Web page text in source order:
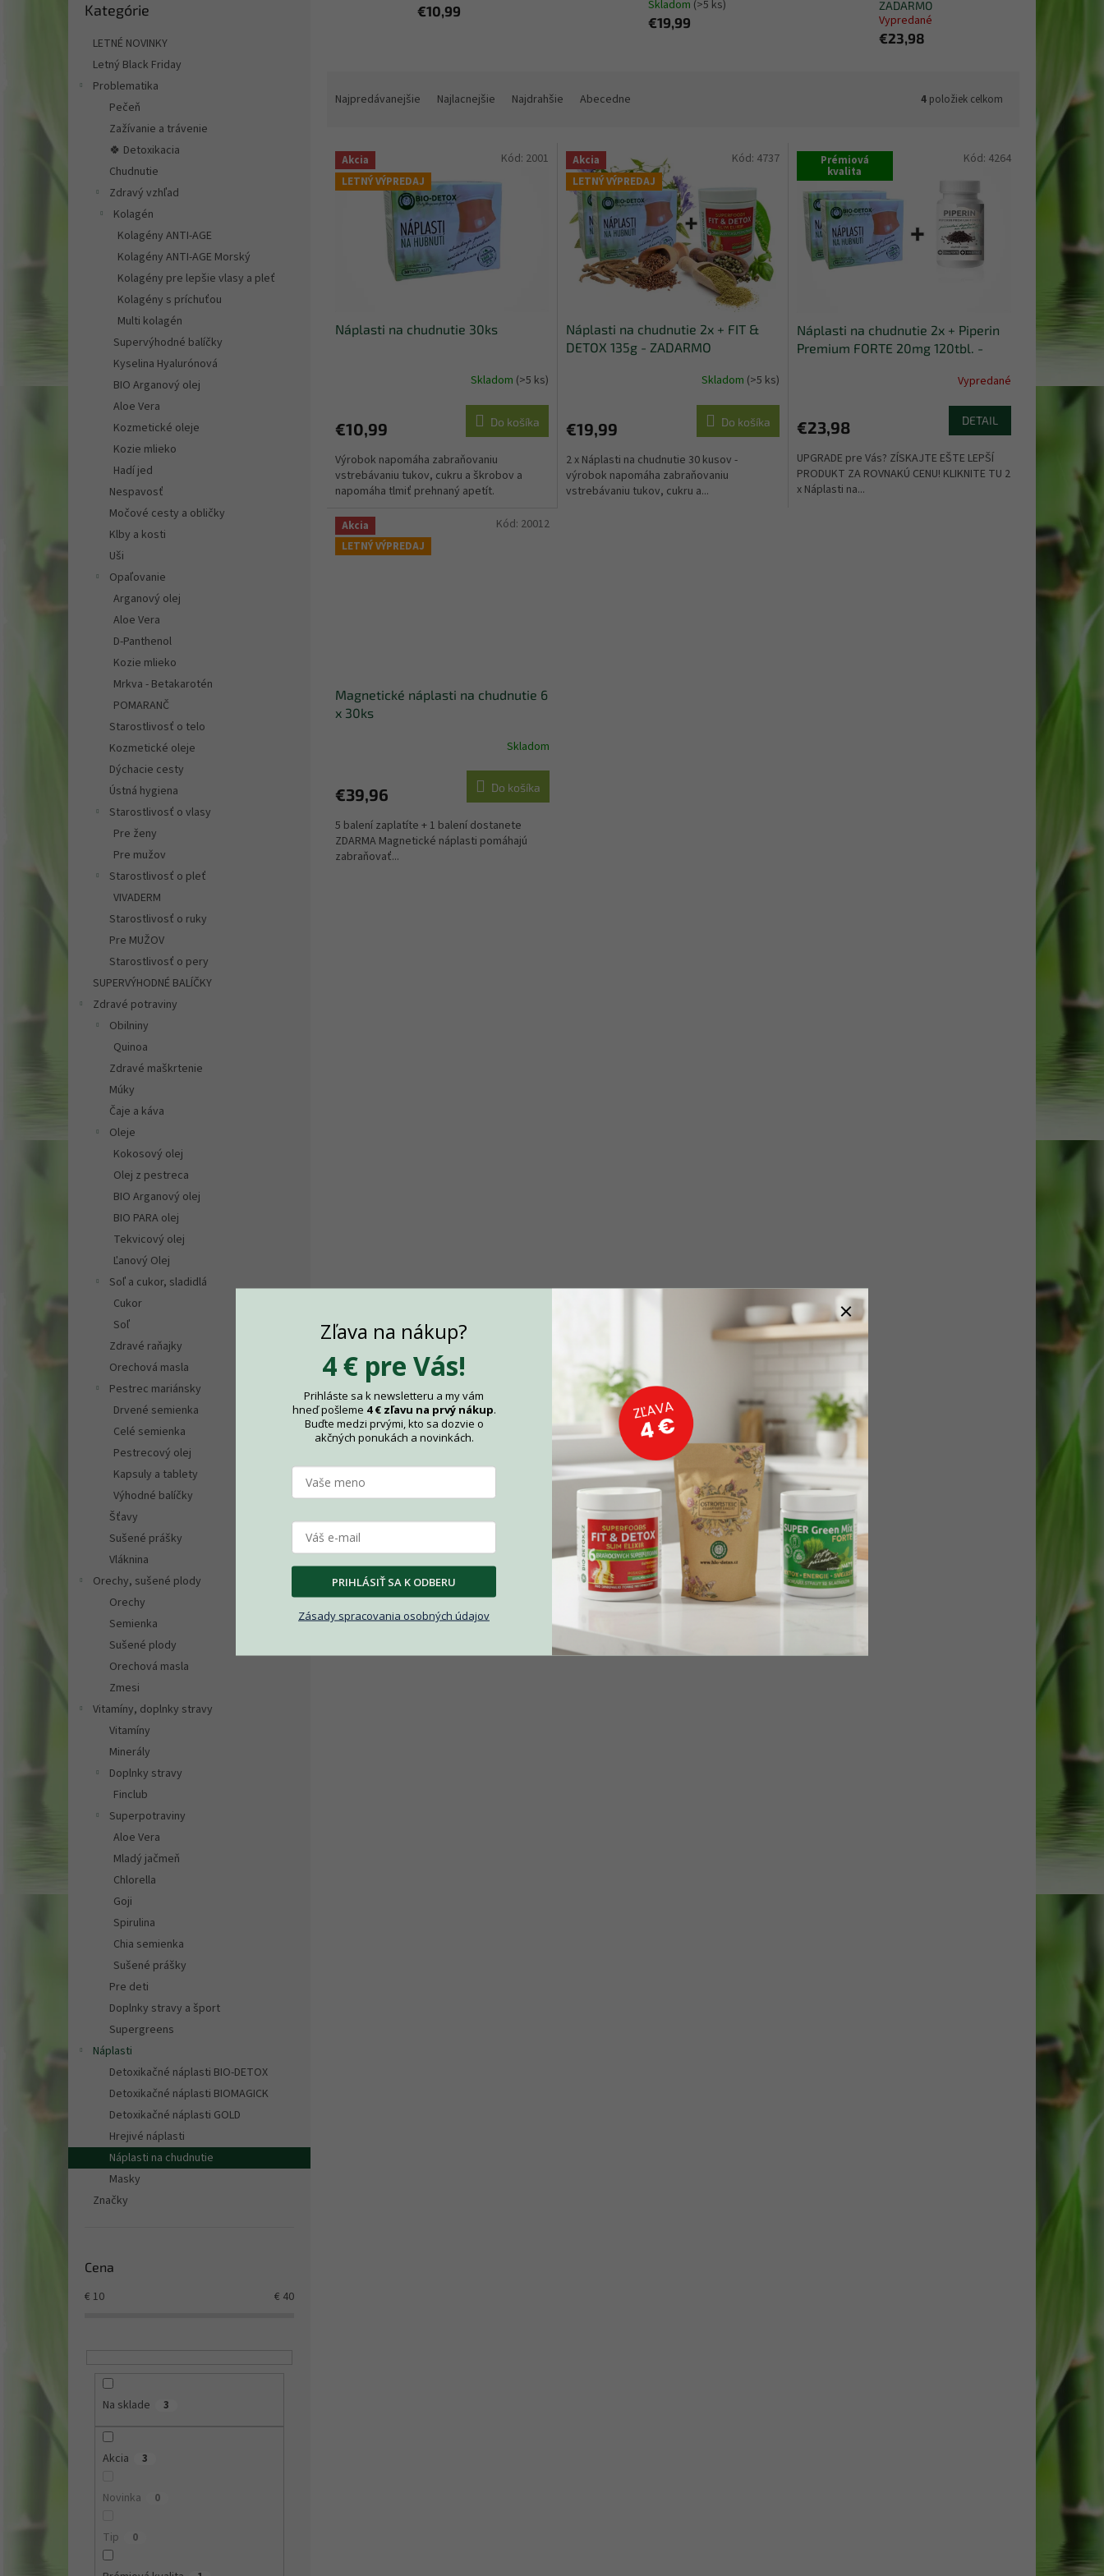
kategórie
Kategórie
LETNÉ NOVINKY
Letný Black Friday
Problematika
Pečeň
Zažívanie a trávenie
🍀 Detoxikacia
Chudnutie
Zdravý vzhľad
Kolagén
Kolagény ANTI-AGE
Kolagény ANTI-AGE Morský
Kolagény pre lepšie vlasy a pleť
Kolagény s príchuťou
Multi kolagén
Supervýhodné balíčky
Kyselina Hyalurónová
BIO Arganový olej
Aloe Vera
Kozmetické oleje
Kozie mlieko
Hadí jed
Nespavosť
Močové cesty a obličky
Klby a kosti
Uši
Opaľovanie
Arganový olej
Aloe Vera
D-Panthenol
Kozie mlieko
Mrkva - Betakarotén
POMARANČ
Starostlivosť o telo
Kozmetické oleje
Dýchacie cesty
Ústná hygiena
Starostlivosť o vlasy
Pre ženy
Pre mužov
Starostlivosť o pleť
VIVADERM
Starostlivosť o ruky
Pre MUŽOV
Starostlivosť o pery
SUPERVÝHODNÉ BALÍČKY
Zdravé potraviny
Obilniny
Quinoa
Zdravé maškrtenie
Múky
Čaje a káva
Oleje
Kokosový olej
Olej z pestreca
BIO Arganový olej
BIO PARA olej
Tekvicový olej
Ľanový Olej
Soľ a cukor, sladidlá
Cukor
Soľ
Zdravé raňajky
Orechová masla
Pestrec mariánsky
Drvené semienka
Celé semienka
Pestrecový olej
Kapsuly a tablety
Výhodné balíčky
Šťavy
Sušené prášky
Vláknina
Orechy, sušené plody
Orechy
Semienka
Sušené plody
Orechová masla
Zmesi
Vitamíny, doplnky stravy
Vitamíny
Minerály
Doplnky stravy
Finclub
Superpotraviny
Aloe Vera
Mladý jačmeň
Chlorella
Goji
Spirulina
Chia semienka
Sušené prášky
Pre deti
Doplnky stravy a šport
Supergreens
Náplasti
Detoxikačné náplasti BIO-DETOX
Detoxikačné náplasti BIOMAGICK
Detoxikačné náplasti GOLD
Hrejivé náplasti
Náplasti na chudnutie
Masky
Značky
Cena
€ 10 € 40
Na sklade 3
Akcia 3
Novinka 0
Tip 0
€10,99
Skladom (>5 ks)
€19,99
ZADARMO
Vypredané
€23,98
n
Najpredávanejšie Najlacnejšie Najdrahšie Abecedne 4 položiek celkom
V
p
Akcia
LETNÝ VÝPREDAJ
Náplasti na chudnutie 30ks
je
z
5
hviezdičiek.
Skladom (>5 ks)
€10,99 Do košíka
Výrobok napomáha zabraňovaniu
vstrebávaniu tukov, cukru a škrobov a
napomáha tlmiť prehnaný apetít.
Kód: 2001
Akcia
LETNÝ VÝPREDAJ
Náplasti na chudnutie 2x + FIT &
DETOX 135g - ZADARMO
je
z
5
hviezdičiek.
Skladom (>5 ks)
€19,99 Do košíka
2 x Náplasti na chudnutie 30 kusov -
výrobok napomáha zabraňovaniu
vstrebávaniu tukov, cukru a...
Kód: 4737 Prémiová
kvalita
Náplasti na chudnutie 2x + Piperin
Premium FORTE 20mg 120tbl. -
Vypredané
€23,98 DETAIL
UPGRADE pre Vás? ZÍSKAJTE EŠTE LEPŠÍ
PRODUKT ZA ROVNAKÚ CENU! KLIKNITE TU 2
x Náplasti na...
Kód: 4264
Akcia
LETNÝ VÝPREDAJ
Magnetické náplasti na chudnutie 6
x 30ks
je
z
5
hviezdičiek.
Skladom
€39,96 Do košíka
5 balení zaplatíte + 1 balení dostanete
ZDARMA Magnetické náplasti pomáhajú
zabraňovať...
Kód: 20012
Zľava na nákup?
4 € pre Vás!
Prihláste sa k newsletteru a my vám
hneď pošleme 4 € zľavu na prvý nákup.
Buďte medzi prvými, kto sa dozvie o
akčných ponukách a novinkách.
PRIHLÁSIŤ SA K ODBERU
Zásady spracovania osobných údajov